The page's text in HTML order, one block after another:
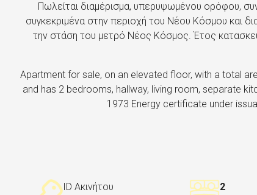
Πωλείται διαμέρισμα, υπερυψωμένου ορόφου,
συγκεκριμένα στην περιοχή του Νέου Κόσμου και
την στάση του μετρό Νέος Κόσμος. Έτος
Apartment for sale, on an elevated floor, with a total
and has 2 bedrooms, hallway, living room, separate
1973 Energy certificate under
ID Ακινήτου
2